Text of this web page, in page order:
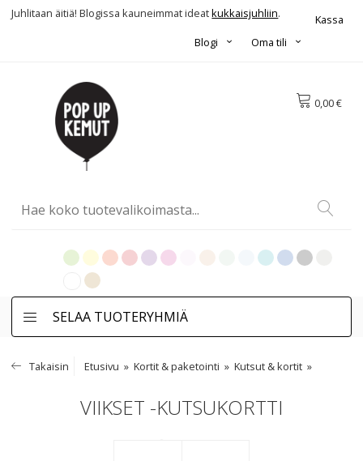
Juhlitaan äitiä! Blogissa kauneimmat ideatkukkaisjuhliin.
Kassa
Oma tili
Blogi
0,00 €
SELAA TUOTERYHMIÄ
Takaisin Etusivu Kortit & paketointi Kutsut & kortit
VIIKSET -KUTSUKORTTI